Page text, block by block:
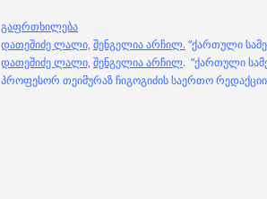
გაფრთხილება
დათეშიძე ლალი, შენგელია არჩილ. “ქართული
დათეშიძე ლალი, შენგელია არჩილ. “ქართული
პროფესორ თეიმურაზ ჩიგოგიძის საერთო